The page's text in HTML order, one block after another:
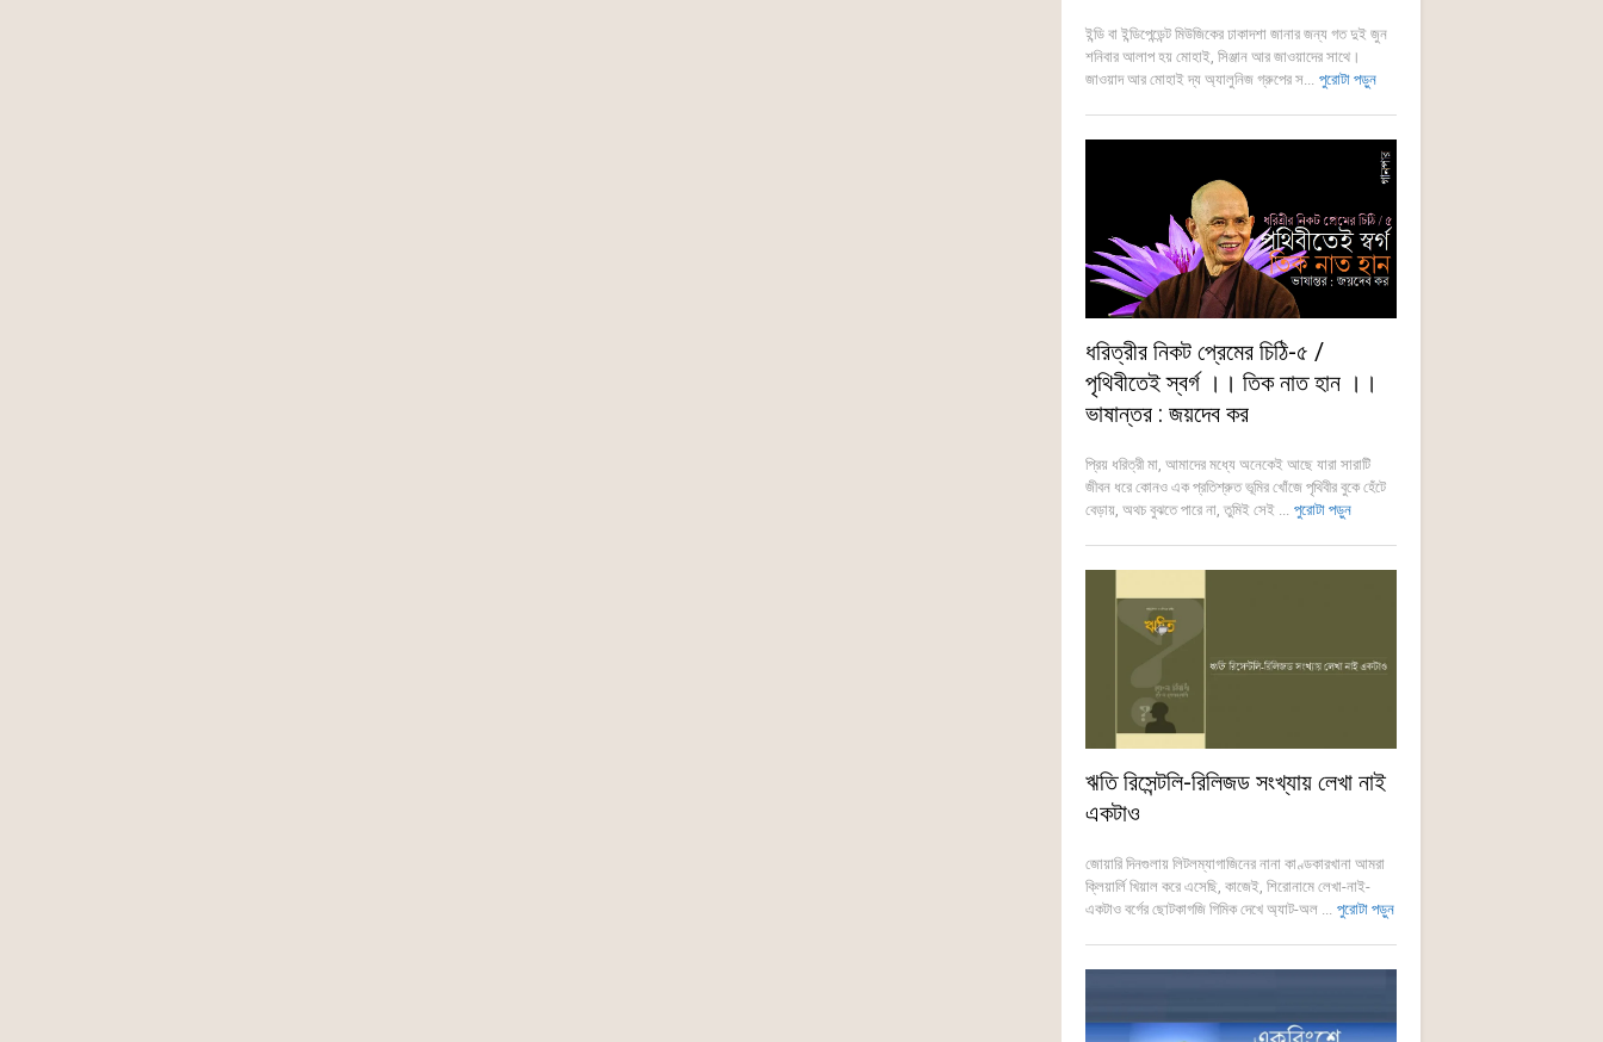
ইন্ডি বা ইন্ডিপেন্ডেন্ট মিউজিকের ঢাকাদশা জানার জন্য গত দুই জুন
শনিবার আলাপ হয় মোহাই, সিঞ্জান আর জাওয়াদের সাথে।
জাওয়াদ আর মোহাই দ্য অ্যালুনিজ গ্রুপের স... পুরোটা পড়ুন
ধরিত্রীর নিকট প্রেমের চিঠি-৫ /
পৃথিবীতেই স্বর্গ ।। তিক নাত হান ।।
ভাষান্তর : জয়দেব কর
প্রিয় ধরিত্রী মা, আমাদের মধ্যে অনেকেই আছে যারা সারাটি
জীবন ধরে কোনও এক প্রতিশ্রুত ভূমির খোঁজে পৃথিবীর বুকে হেঁটে
বেড়ায়, অথচ বুঝতে পারে না, তুমিই সেই ... পুরোটা পড়ুন
ঋতি রিসেন্টলি-রিলিজড সংখ্যায় লেখা নাই
একটাও
জোয়ারি দিনগুলায় লিটলম্যাগাজিনের নানা কাণ্ডকারখানা আমরা
ক্লিয়ার্লি খিয়াল করে এসেছি, কাজেই, শিরোনামে লেখা-নাই-
একটাও বর্গের ছোটকাগজি গিমিক দেখে অ্যাট-অল ... পুরোটা পড়ুন